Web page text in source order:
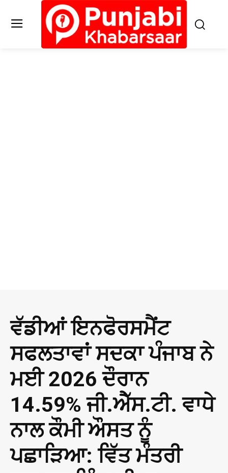
ਵੱਡੀਆਂ ਇਨਫੋਰਸਮੈਂਟ
ਸਫਲਤਾਵਾਂ ਸਦਕਾ ਪੰਜਾਬ ਨੇ
ਮਈ 2026 ਦੌਰਾਨ
14.59% ਜੀ.ਐੱਸ.ਟੀ. ਵਾਧੇ
ਨਾਲ ਕੌਮੀ ਔਸਤ ਨੂੰ
ਪਛਾੜਿਆ: ਵਿੱਤ ਮੰਤਰੀ